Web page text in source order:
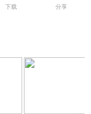
下载 分享